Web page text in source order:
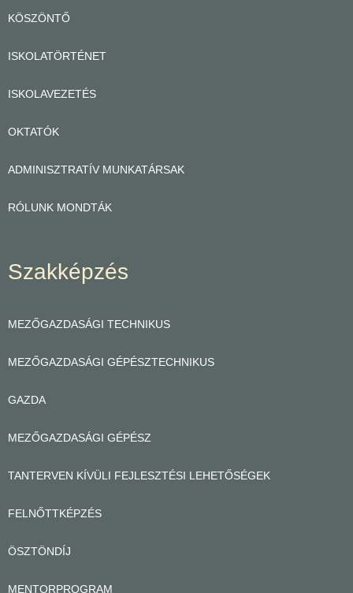
KÖSZÖNTŐ
ISKOLATÖRTÉNET
ISKOLAVEZETÉS
OKTATÓK
ADMINISZTRATÍV MUNKATÁRSAK
RÓLUNK MONDTÁK
Szakképzés
MEZŐGAZDASÁGI TECHNIKUS
MEZŐGAZDASÁGI GÉPÉSZTECHNIKUS
GAZDA
MEZŐGAZDASÁGI GÉPÉSZ
TANTERVEN KÍVÜLI FEJLESZTÉSI LEHETŐSÉGEK
FELNŐTTKÉPZÉS
ÖSZTÖNDÍJ
MENTORPROGRAM